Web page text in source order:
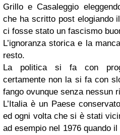
Grillo e Casaleggio
che ha scritto post elogiando
ci fosse stato un fascismo
L’ignoranza storica e la
resto.
La politica si fa con
certamente non la si fa con
fango ovunque senza nessun
L’Italia è un Paese
ed ogni volta che si è stati
ad esempio nel 1976 quando